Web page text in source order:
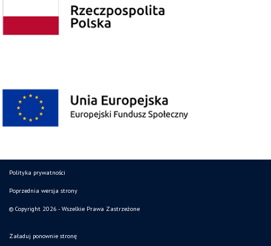
Polityka prywatności
Poprzednia wersja strony
© Copyright 2026 - Wszelkie Prawa Zastrzeżone
Załaduj ponownie stronę